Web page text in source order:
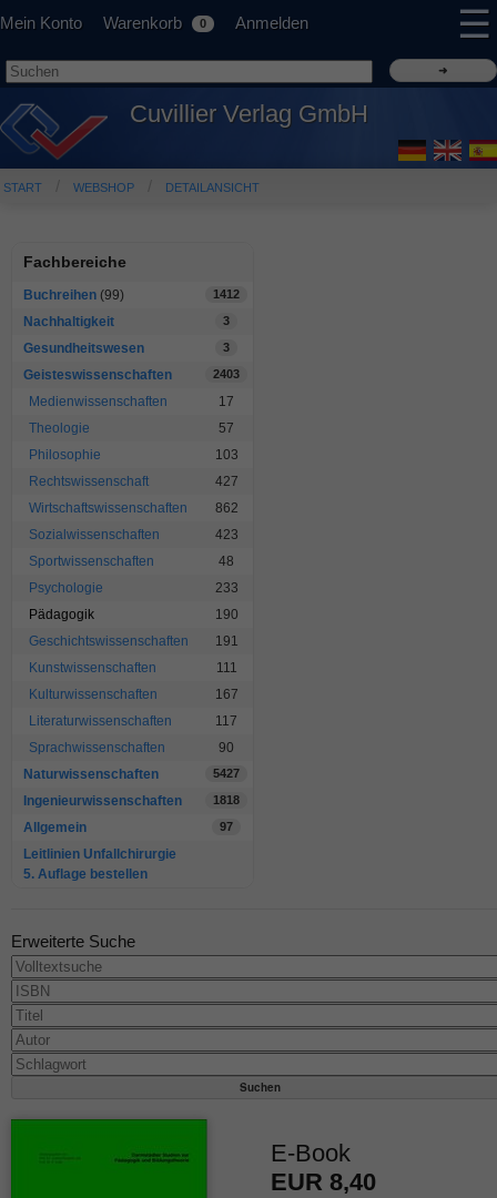
Mein Konto Warenkorb 0 Anmelden ☰
Cuvillier Verlag GmbH
START WEBSHOP DETAILANSICHT
Fachbereiche
Buchreihen (99) 1412
Nachhaltigkeit 3
Gesundheitswesen 3
Geisteswissenschaften 2403
Medienwissenschaften
17
Theologie
57
Philosophie
103
Rechtswissenschaft
427
Wirtschaftswissenschaften
862
Sozialwissenschaften
423
Sportwissenschaften
48
Psychologie
233
Pädagogik
190
Geschichtswissenschaften
191
Kunstwissenschaften
111
Kulturwissenschaften
167
Literaturwissenschaften
117
Sprachwissenschaften
90
Naturwissenschaften
5427
Ingenieurwissenschaften 1818
Allgemein 97
Leitlinien Unfallchirurgie
5. Auflage bestellen
Erweiterte Suche
E-Book
EUR 8,40